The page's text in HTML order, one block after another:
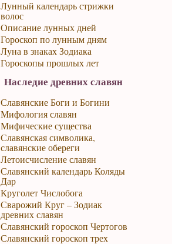
Лунный календарь стрижки
волос
Описание лунных дней
Гороскоп по лунным дням
Луна в знаках Зодиака
Гороскопы прошлых лет
Наследие древних славян
Славянские Боги и Богини
Мифология славян
Мифические существа
Славянская символика,
славянские обереги
Летоисчисление славян
Славянский календарь Коляды
Дар
Круголет Числобога
Сварожий Круг – Зодиак
древних славян
Славянский гороскоп Чертогов
Славянский гороскоп трех